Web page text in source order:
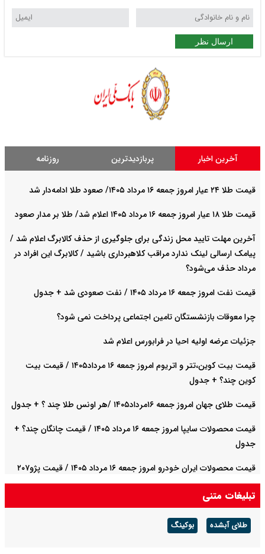
ارسال نظر
آخرین اخبار پربازدیدترین روزنامه
قیمت طلا ۲۴ عیار امروز جمعه ۱۶ مرداد ۱۴۰۵/ صعود طلا ادامه‌دار شد
قیمت طلا ۱۸ عیار امروز جمعه ۱۶ مرداد ۱۴۰۵ اعلام شد/ طلا بر مدار صعود
آخرین مهلت تایید محل زندگی برای جلوگیری از حذف کالابرگ اعلام شد /
پیامک ارسالی لینک ندارد مراقب کلاهبرداری باشید / کالابرگ این افراد در
مرداد حذف می‌شود؟
قیمت نفت امروز جمعه ۱۶ مرداد ۱۴۰۵ / نفت صعودی شد + جدول
چرا معوقات بازنشستگان تامین اجتماعی پرداخت نمی شود؟
جزئیات عرضه اولیه احیا در فرابورس اعلام شد
قیمت بیت کوین،تتر و اتریوم امروز جمعه ۱۶ مرداد۱۴۰۵ / قیمت بیت
کوین چند؟ + جدول
قیمت طلای جهان امروز جمعه ۱۶مرداد۱۴۰۵ /هر اونس طلا چند ؟ + جدول
قیمت محصولات سایپا امروز جمعه ۱۶ مرداد ۱۴۰۵ / قیمت چانگان چند؟ +
جدول
قیمت محصولات ایران خودرو امروز جمعه ۱۶ مرداد ۱۴۰۵ / قیمت پژو۲۰۷
چند؟+ جدول
تبلیغات متنی
طلای آبشده بوکینگ